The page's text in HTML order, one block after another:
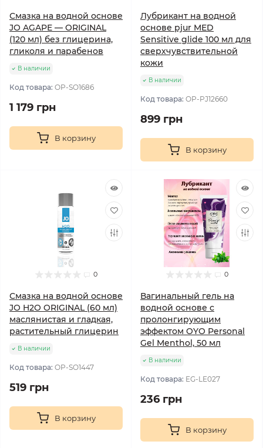
Смазка на водной основе
JO AGAPE — ORIGINAL
(120 мл) без глицерина,
гликоля и парабенов
В наличии
Код товара: OP-SO1686
1 179 грн
В корзину
Лубрикант на водной
основе pjur MED
Sensitive glide 100 мл для
сверхчувствительной
кожи
В наличии
Код товара: OP-PJ12660
899 грн
В корзину
0
Смазка на водной основе
JO H2O ORIGINAL (60 мл)
маслянистая и гладкая,
растительный глицерин
В наличии
Код товара: OP-SO1447
519 грн
В корзину
0
Вагинальный гель на
водной основе с
пролонгирующим
эффектом OYO Personal
Gel Menthol, 50 мл
В наличии
Код товара: EG-LE027
236 грн
В корзину